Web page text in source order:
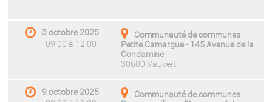
3 octobre 2025
09:00 à 12:00
Communauté de communes
Petite Camargue - 145 Avenue de la
Condamine
30600 Vauvert
9 octobre 2025
Communauté de communes